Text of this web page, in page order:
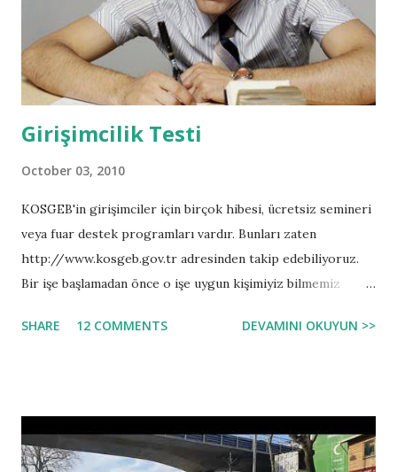
Girişimcilik Testi
October 03, 2010
KOSGEB'in girişimciler için birçok hibesi, ücretsiz semineri
veya fuar destek programları vardır. Bunları zaten
http://www.kosgeb.gov.tr adresinden takip edebiliyoruz.
Bir işe başlamadan önce o işe uygun kişimiyiz bilmemiz
okul öğretmeni olmaksa hayalin, çocukları sever misin?
doğru. Soruların her birinin cevaplarının farklı puanları var.
Sayfanın en altında da katsayılarını veriyorum. 100 puan ideal
SHARE 12 COMMENTS DEVAMINI OKUYUN >>